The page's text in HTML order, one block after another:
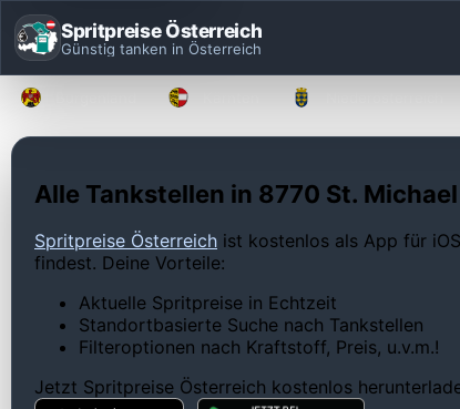
Spritpreise Österreich
Günstig tanken in Österreich
Alle Tankstellen in 8770 St.
Spritpreise Österreich ist kostenlos als App für
findest. Deine Vorteile:
Aktuelle Spritpreise in Echtzeit
Standortbasierte Suche nach Tankstellen
Filteroptionen nach Kraftstoff, Preis, u.v.m.!
Jetzt Spritpreise Österreich kostenlos